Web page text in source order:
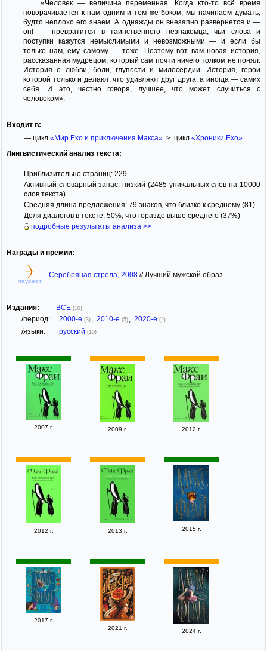
«Человек — величина переменная. Когда кто-то всё время
поворачивается к нам одним и тем же боком, мы начинаем думать,
будто неплохо его знаем. А однажды он внезапно развернется и —
оп! — превратится в таинственного незнакомца, чьи слова и
поступки кажутся немыслимыми и невозможными — и если бы
только нам, ему самому — тоже. Поэтому вот вам новая история,
рассказанная мудрецом, который сам почти ничего толком не понял.
История о любви, боли, глупости и милосердии. История, герои
которой только и делают, что удивляют друг друга, а иногда — самих
себя. И это, честно говоря, лучшее, что может случиться с
человеком».
Входит в:
— цикл «Мир Ехо и приключения Макса»> цикл «Хроники Ехо»
Лингвистический анализ текста:
Приблизительно страниц: 229
Активный словарный запас: низкий (2485 уникальных слов на 10000
слов текста)
Средняя длина предложения: 79 знаков, что близко к среднему (81)
Доля диалогов в тексте: 50%, что гораздо выше среднего (37%)
подробные результаты анализа >>
Награды и премии:
лауреат
Серебряная стрела, 2008 // Лучший мужской образ
Издания: ВСЕ (10)
/период: 2000-е (3) 2010-е (5) 2020-е (2)
/языки: русский (10)
2007 г. 2009 г. 2012 г.
2012 г. 2013 г. 2015 г.
2017 г.
2021 г.
2024 г.